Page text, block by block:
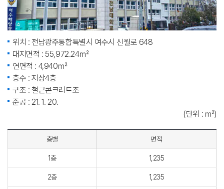
위치 : 전남광주통합특별시 여수시 신월로 648
대지면적 : 55,972.24㎡
연면적 : 4,940㎡
층수 : 지상4층
구조 : 철근콘크리트조
준공 : 21. 1. 20.
(단위 : ㎡)
층별 면적
1층 1,235
2층 1,235